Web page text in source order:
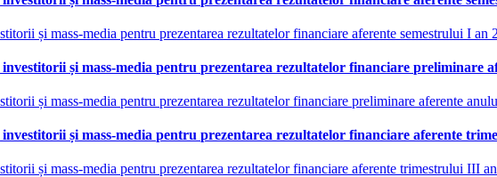
și mass-media pentru prezentarea rezultatelor financiare aferente semestrului I an
și mass-media pentru prezentarea rezultatelor financiare preliminare
și mass-media pentru prezentarea rezultatelor financiare preliminare aferente
și mass-media pentru prezentarea rezultatelor financiare aferente
și mass-media pentru prezentarea rezultatelor financiare aferente trimestrului III